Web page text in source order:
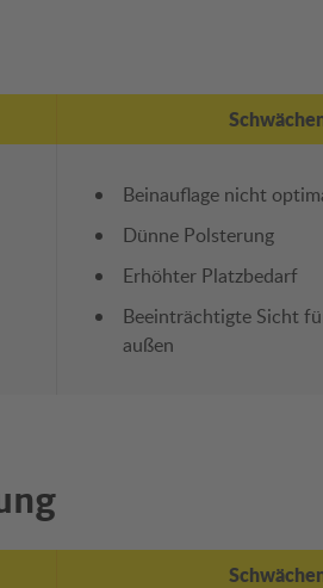
Beinauflage nicht
Dünne Polsterung
Erhöhter Platzbedarf
Beeinträchtigte Sicht
außen